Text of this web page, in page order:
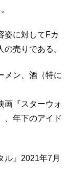
姿に対してFカ
売りである。
メン、酒（特に
画『スターウォ
、年下のアイド
ル』2021年7月